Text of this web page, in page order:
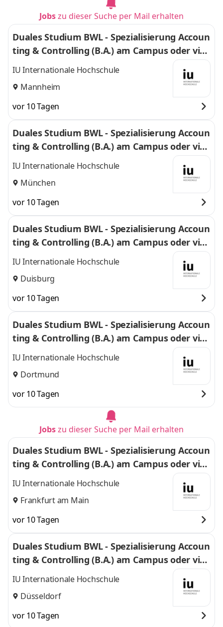
Jobszu dieser Suche per Mail erhalten
Duales Studium BWL - Spezialisierung Accoun
ting & Controlling (B.A.) am Campus oder virt
uell
IU Internationale Hochschule
Mannheim
vor 10 Tagen
Duales Studium BWL - Spezialisierung Accoun
ting & Controlling (B.A.) am Campus oder virt
uell
IU Internationale Hochschule
München
vor 10 Tagen
Duales Studium BWL - Spezialisierung Accoun
ting & Controlling (B.A.) am Campus oder virt
uell
IU Internationale Hochschule
Duisburg
vor 10 Tagen
Duales Studium BWL - Spezialisierung Accoun
ting & Controlling (B.A.) am Campus oder virt
uell
IU Internationale Hochschule
Dortmund
vor 10 Tagen
Jobszu dieser Suche per Mail erhalten
Duales Studium BWL - Spezialisierung Accoun
ting & Controlling (B.A.) am Campus oder virt
uell
IU Internationale Hochschule
Frankfurt am Main
vor 10 Tagen
Duales Studium BWL - Spezialisierung Accoun
ting & Controlling (B.A.) am Campus oder virt
uell
IU Internationale Hochschule
Düsseldorf
vor 10 Tagen